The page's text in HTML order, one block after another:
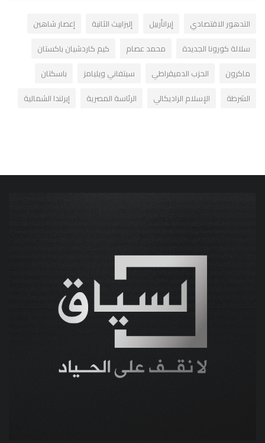
التدهور الاقتصادي إيرانأربيل إليزابيث الثانية
إعصار شاهين
سلالة كورونا الجديدة
محمد عصام
كيم كاردشيان باكستان
ماكرون
الحزب الدميقراطي سيتفاني ويليامز
باسكتان
الشرطة
الإسلام الراديكالي الرئاسة المصرية إيرلندا الشمالية